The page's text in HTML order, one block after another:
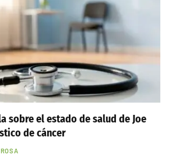
sobre el estado de salud de Joe
de cáncer